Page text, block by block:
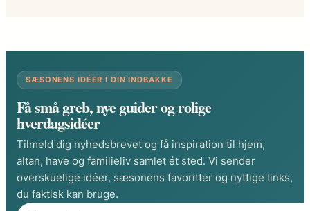
SÆSONENS IDÉER I DIN INDBAKKE
Få små greb, nye guider og rolige
hverdagsidéer
Tilmeld dig nyhedsbrevet og få inspiration til hjem,
altan, have og familieliv samlet ét sted. Vi sender
overskuelige idéer, sæsonens favoritter og nyttige links,
du faktisk kan bruge.